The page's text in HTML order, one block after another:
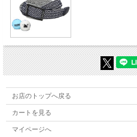
お店のトップへ戻る
カートを見る
マイページへ